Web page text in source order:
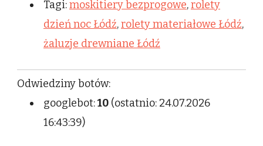
Tagi:moskitiery bezprogowe,rolety
dzień noc Łódź,rolety materiałowe Łódź,
żaluzje drewniane Łódź
Odwiedziny botów:
googlebot:10 (ostatnio: 24.07.2026
16:43:39)